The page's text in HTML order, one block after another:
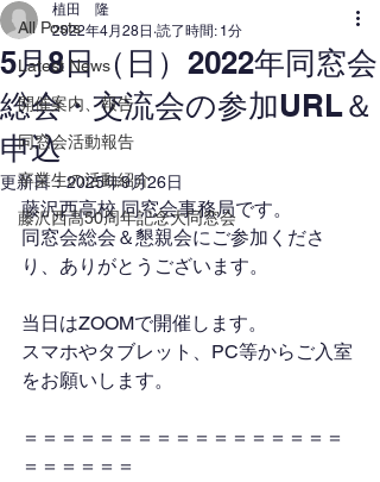
All Posts
Latest News
開催案内、報告
同窓会活動報告
卒業生の活動紹介
藤沢西高50周年記念大同窓会
5月8日（日）2022年同窓会
総会・交流会の参加URL＆
申込
植田 隆
2022年4月28日 読了時間: 1分
更新日：2025年9月26日
藤沢西高校 同窓会事務局です。
同窓会総会＆懇親会にご参加くださ
り、ありがとうございます。
当日はZOOMで開催します。
スマホやタブレット、PC等からご入室
をお願いします。
＝＝＝＝＝＝＝＝＝＝＝＝＝＝＝＝＝
＝＝＝＝＝＝